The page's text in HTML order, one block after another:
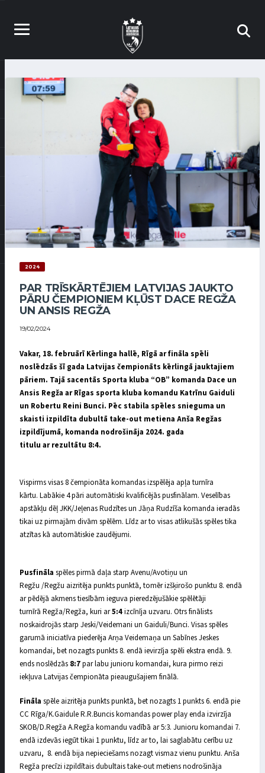
2024
PAR TRĪSKĀRTĒJIEM LATVIJAS JAUKTO
PĀRU ČEMPIONIEM KĻŪST DACE REGŽA
UN ANSIS REGŽA
19/02/2024
Vakar, 18. februārī Kērlinga hallē, Rīgā ar fināla spēli
noslēdzās šī gada Latvijas čempionāts kērlingā jauktajiem
pāriem. Tajā sacentās Sporta kluba “OB” komanda Dace un
Ansis Regža arRīgas sporta kluba komandu Katrīnu Gaiduli
un Robertu Reini Bunci. Pēc stabila spēles snieguma un
skaisti izpildīta dubultā take-out metiena Anša Regžas
izpildījumā, komanda nodrošināja 2024. gada
titulu arrezultātu 8:4.
Vispirms visas 8 čempionāta komandas izspēlēja apļa turnīra
kārtu. Labākie 4 pāri automātiski kvalificējās pusfinālam. Veselības
apstākļu dēļ JKK/Jeļenas Rudzītes un Jāņa Rudzīša komanda ieradās
tikai uz pirmajām divām spēlēm. Līdz ar to visas atlikušās spēles tika
atzītas kā automātiskie zaudējumi.
Pusfināla spēles pirmā daļa starp Avenu/Avotiņu un
Regžu /Regžu aizritēja punkts punktā, tomēr izšķirošo punktu 8. endā
ar pēdējā akmens tiesībām ieguva pieredzējušākie spēlētāji
turnīrā Regža/Regža, kuri ar5:4izcīnīja uzvaru. Otrs finālists
noskaidrojās starp Jeski/Veidemani un Gaiduli/Bunci. Visas spēles
garumā iniciatīva piederēja Arņa Veidemaņa un Sabīnes Jeskes
komandai, bet nozagts punkts 8. endā ievirzīja spēli ekstra endā. 9.
ends noslēdzās 8:7par labu junioru komandai, kura pirmo reizi
iekļuva Latvijas čempionāta pieaugušajiem finālā.
Fināla spēle aizritēja punkts punktā, bet nozagts 1 punkts 6. endā pie
CC Rīga/K.Gaidule R.R.Buncis komandas power play enda izvirzīja
SKOB/D.Regža A.Regža komandu vadībā ar 5:3. Junioru komandai 7.
endā izdevās iegūt tikai 1 punktu, līdz ar to, lai saglabātu cerību uz
uzvaru, 8. endā bija nepieciešams nozagt vismaz vienu punktu. Anša
Regža precīzi izpildītais dubultais take-out metiens nodrošināja